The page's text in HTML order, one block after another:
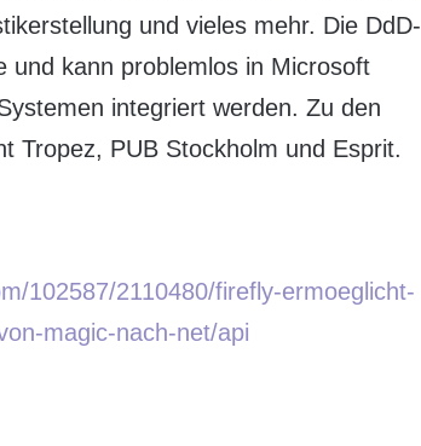
und vieles mehr. Die DdD-
und kann problemlos in Microsoft
integriert werden. Zu den
Tropez, PUB Stockholm und Esprit.
102587/2110480/firefly-ermoeglicht-
magic-nach-net/api